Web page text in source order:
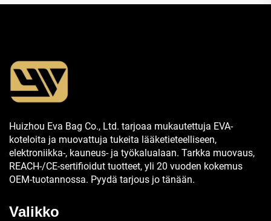
Huizhou Eva Bag Co., Ltd. tarjoaa mukautettuja EVA-
koteloita ja muovattuja tukeita lääketieteelliseen,
elektroniikka-, kauneus- ja työkalualaan. Tarkka muovaus,
REACH-/CE-sertifioidut tuotteet, yli 20 vuoden kokemus
OEM-tuotannossa. Pyydä tarjous jo tänään.
Valikko